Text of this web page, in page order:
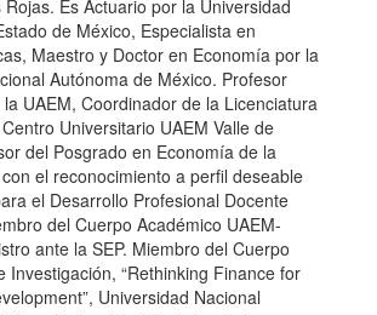
Es Actuario por la Universidad
de México, Especialista en
Maestro y Doctor en Economía por la
Autónoma de México. Profesor
UAEM, Coordinador de la Licenciatura
Universitario UAEM Valle de
del Posgrado en Economía de la
el reconocimiento a perfil deseable
el Desarrollo Profesional Docente
del Cuerpo Académico UAEM-
ante la SEP. Miembro del Cuerpo
Investigación, “Rethinking Finance for
Universidad Nacional